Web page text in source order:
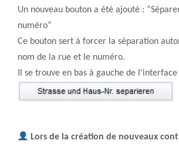
Un nouveau bouton a été ajouté :
numéro”
Ce bouton sert à forcer la séparation
nom de la rue et le numéro.
Il se trouve en bas à gauche de
Lors de la création de nouveaux